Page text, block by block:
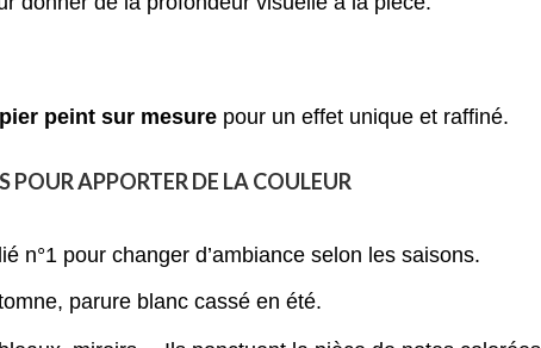
peint sur mesure pour un effet unique et raffiné.
POUR APPORTER DE LA COULEUR
n°1 pour changer d’ambiance selon les saisons.
parure blanc cassé en été.